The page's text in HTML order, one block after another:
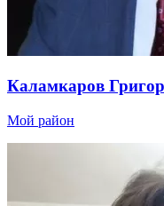
Каламкаров
Мой район